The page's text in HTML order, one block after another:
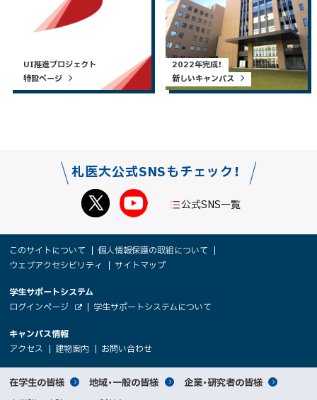
UI推進プロジェクト
特設ページ
2022年完成！
新しいキャンパス
札医大公式SNSもチェック！
公式SNS一覧
サ
イ
ト
報
このサイトについて
個人情報保護の取組について
ウェブアクセシビリティ
サイトマップ
大
学
関
者
学生サポートシステム
ログインページ
イ
ト
（
新
ィ
ド
ウ
で
学生サポートシステムについて
キャンパス情報
アクセス
（
新
規
ウ
ィ
建物案内
（
新
規
ウ
ィ
お問い合わせ
規
ウ
ィ
サ
対
在学生の皆様 地域・一般の皆様 企業・研究者の皆様